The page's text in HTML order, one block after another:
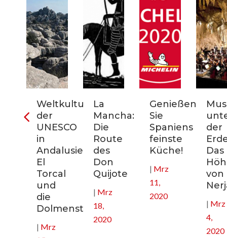
Weltkulturerbe
der
UNESCO
in
Andalusien:
El
Torcal
und
die
Dolmenstätten
| Mrz
La
Mancha:
Die
Route
des
Don
Quijote
| Mrz
18,
2020
Genießen
Sie
Spaniens
feinste
Küche!
| Mrz
11,
2020
der
Das
von
| Mrz
4,
2020